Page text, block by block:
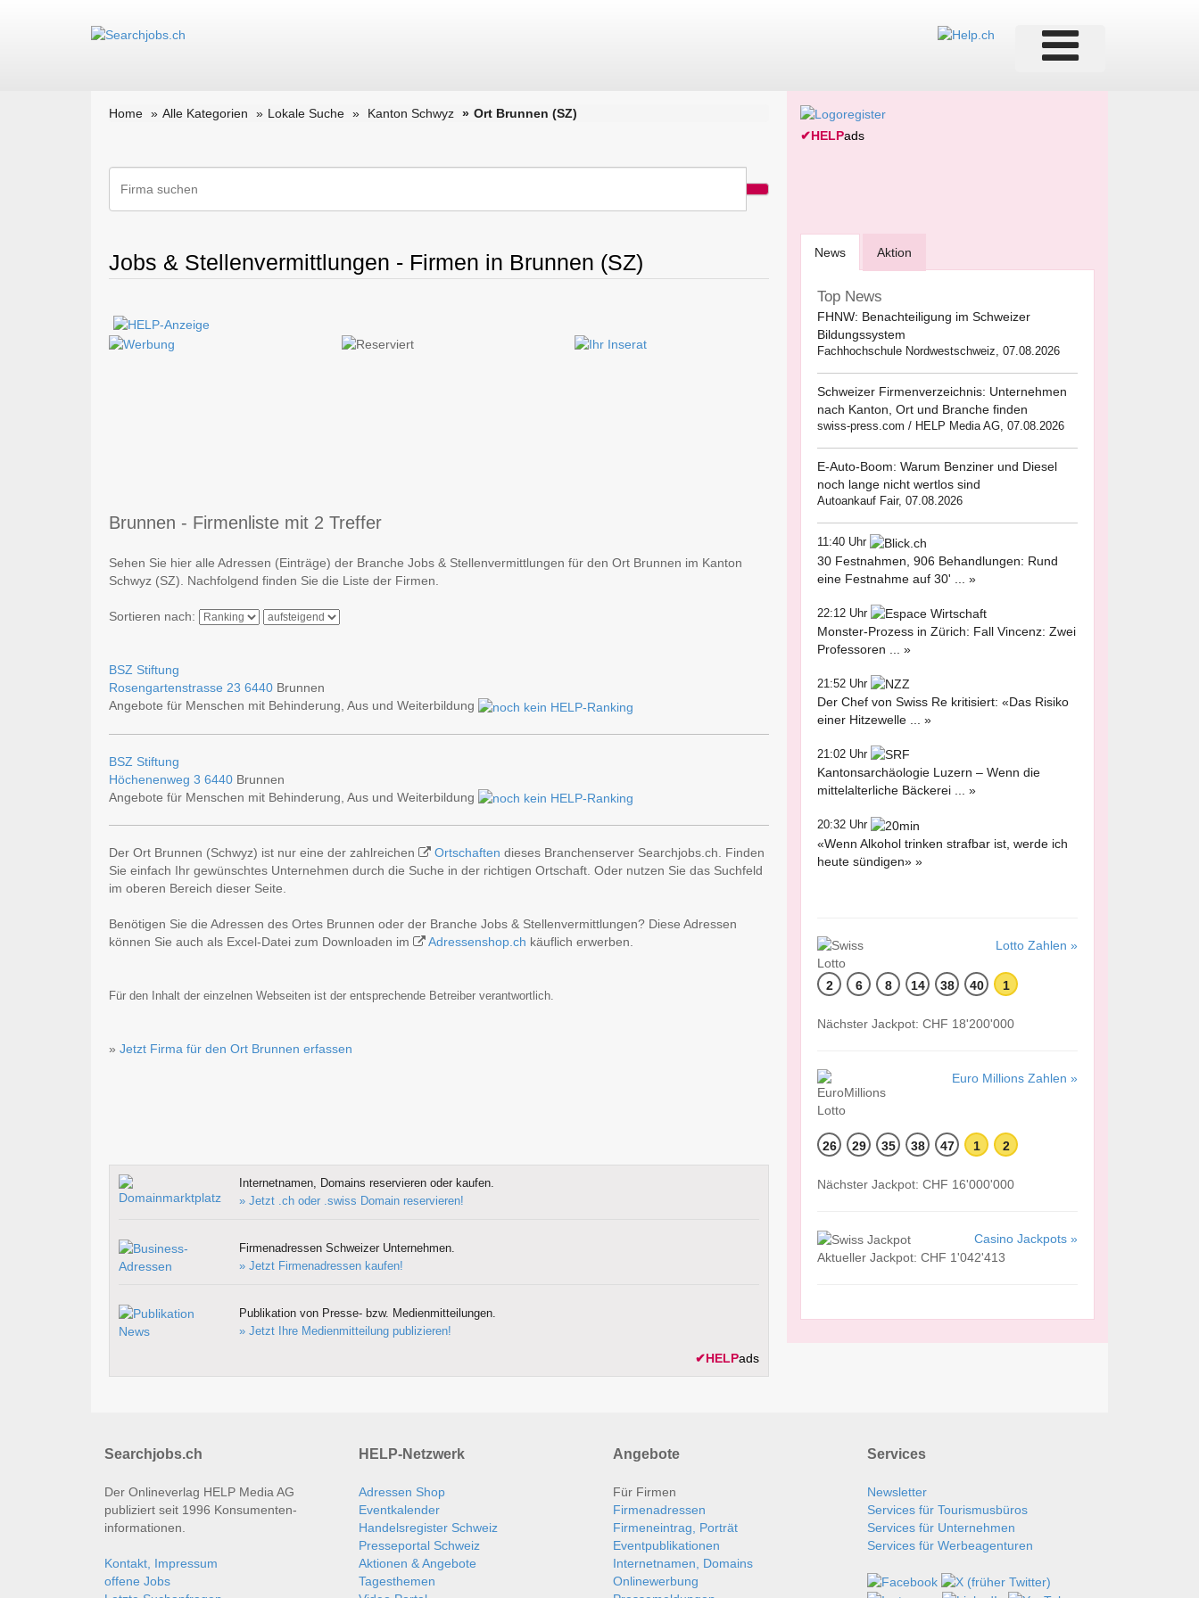
Home Alle Kategorien Lokale Suche Kanton Schwyz Ort Brunnen (SZ)
Jobs & Stellenvermittlungen - Firmen in Brunnen (SZ)
Brunnen - Firmenliste mit 2 Treffer
Sehen Sie hier alle Adressen (Einträge) der Branche Jobs & Stellenvermittlungen für den Ort Brunnen im Kanton
Schwyz (SZ). Nachfolgend finden Sie die Liste der Firmen.
Sortieren nach:
BSZ Stiftung
Rosengartenstrasse 23 6440 Brunnen
Angebote für Menschen mit Behinderung, Aus und Weiterbildung
BSZ Stiftung
Höchenenweg 3 6440 Brunnen
Angebote für Menschen mit Behinderung, Aus und Weiterbildung
Der Ort Brunnen (Schwyz) ist nur eine der zahlreichen Ortschaften dieses Branchenserver Searchjobs.ch. Finden
Sie einfach Ihr gewünschtes Unternehmen durch die Suche in der richtigen Ortschaft. Oder nutzen Sie das Suchfeld
im oberen Bereich dieser Seite.
Benötigen Sie die Adressen des Ortes Brunnen oder der Branche Jobs & Stellenvermittlungen? Diese Adressen
können Sie auch als Excel-Datei zum Downloaden im
Adressenshop.ch käuflich erwerben.
Für den Inhalt der einzelnen Webseiten ist der entsprechende Betreiber verantwortlich.
» Jetzt Firma für den Ort Brunnen erfassen
Internetnamen, Domains reservieren oder kaufen.
» Jetzt .ch oder .swiss Domain reservieren!
Firmenadressen Schweizer Unternehmen.
» Jetzt Firmenadressen kaufen!
Publikation von Presse- bzw. Medienmitteilungen.
» Jetzt Ihre Medienmitteilung publizieren!
✔HELPads
✔HELPads
News Aktion
Top News
FHNW: Benachteiligung im Schweizer
Bildungssystem
Fachhochschule Nordwestschweiz, 07.08.2026
Schweizer Firmenverzeichnis: Unternehmen
nach Kanton, Ort und Branche finden
swiss-press.com / HELP Media AG, 07.08.2026
E-Auto-Boom: Warum Benziner und Diesel
noch lange nicht wertlos sind
Autoankauf Fair, 07.08.2026
11:40 Uhr
30 Festnahmen, 906 Behandlungen: Rund
eine Festnahme auf 30' ... »
22:12 Uhr
Monster-Prozess in Zürich: Fall Vincenz: Zwei
Professoren ... »
21:52 Uhr
Der Chef von Swiss Re kritisiert: «Das Risiko
einer Hitzewelle ... »
21:02 Uhr
Kantonsarchäologie Luzern – Wenn die
mittelalterliche Bäckerei ... »
20:32 Uhr
«Wenn Alkohol trinken strafbar ist, werde ich
heute sündigen» »
Lotto Zahlen »
2 6 8 14 38 40 1
Nächster Jackpot: CHF 18'200'000
Euro Millions Zahlen »
26 29 35 38 47 1 2
Nächster Jackpot: CHF 16'000'000
Casino Jackpots »
Aktueller Jackpot: CHF 1'042'413
Searchjobs.ch
Der Onlineverlag HELP Media AG
publiziert seit 1996 Konsumenten­
informationen.
Kontakt, Impressum
offene Jobs
HELP-Netzwerk
Adressen Shop
Eventkalender
Handelsregister Schweiz
Presseportal Schweiz
Aktionen & Angebote
Tagesthemen
Angebote
Für Firmen
Firmenadressen
Firmeneintrag, Porträt
Eventpublikationen
Internetnamen, Domains
Onlinewerbung
Services
Newsletter
Services für Tourismusbüros
Services für Unternehmen
Services für Werbeagenturen